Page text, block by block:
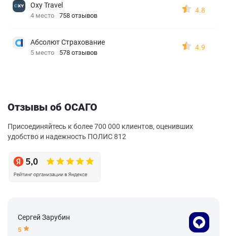
Oxy Travel
4 место 758 отзывов
4.8
Абсолют Страхование
5 место 578 отзывов
4.9
Отзывы об ОСАГО
Присоединяйтесь к более 700 000 клиентов, оценивших
удобство и надежность ПОЛИС 812
Сергей Зарубин
5